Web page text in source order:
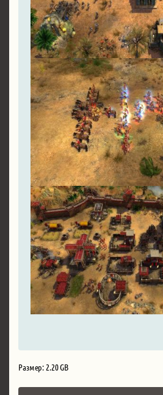
Размер: 2.20 GB